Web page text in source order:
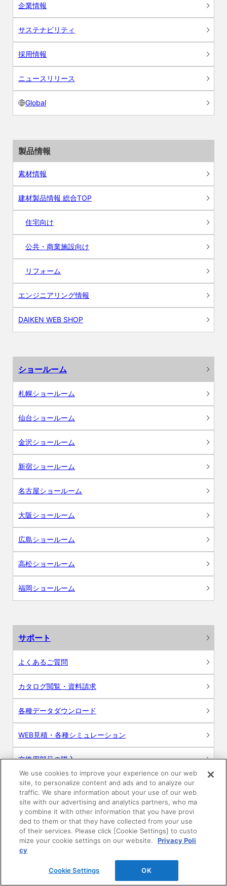
企業情報
サステナビリティ
採用情報
ニュースリリース
Global
製品情報
素材情報
建材製品情報 総合TOP
住宅向け
公共・商業施設向け
リフォーム
エンジニアリング情報
DAIKEN WEB SHOP
ショールーム
札幌ショールーム
仙台ショールーム
金沢ショールーム
新宿ショールーム
名古屋ショールーム
大阪ショールーム
広島ショールーム
高松ショールーム
福岡ショールーム
サポート
よくあるご質問
カタログ閲覧・資料請求
各種データダウンロード
WEB見積・各種シミュレーション
交換用部品の購入
修理・点検
お問い合わせ
ログイン
建築・設計関係者様向けサイト
We use cookies to improve your experience on our web
site, to personalize content and ads and to analyze our
traffic. We share information about your use of our web
site with our advertising and analytics partners, who ma
y combine it with other information that you have provi
ded to them or that they have collected from your use
of their services. Please click [Cookie Settings] to custo
mize your cookie settings on our website.
Privacy Poli
cy
Cookie Settings OK